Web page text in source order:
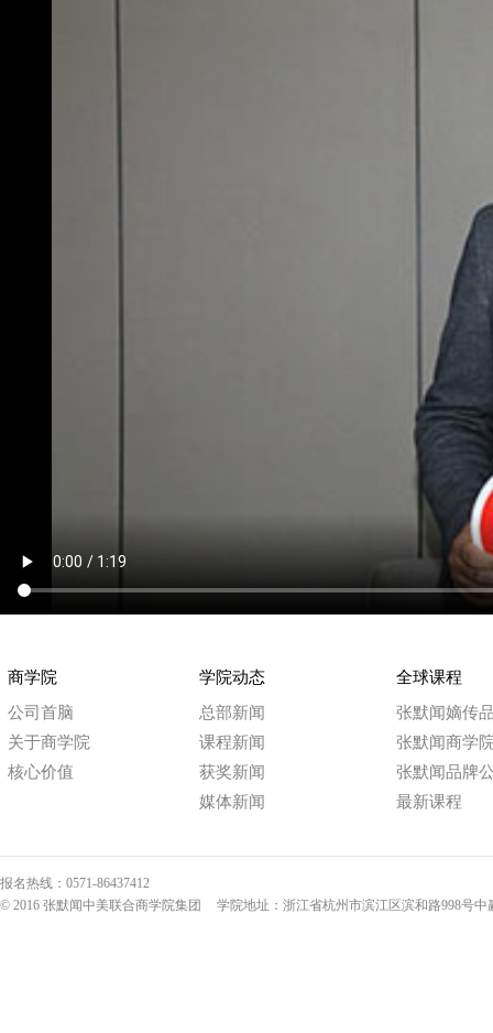
商学院
公司首脑
关于商学院
核心价值
学院动态
总部新闻
课程新闻
获奖新闻
媒体新闻
全球课程
张默闻嫡传
张默闻商学
张默闻品牌
最新课程
报名热线：0571-86437412
© 2016 张默闻中美联合商学院集团
学院地址：浙江省杭州市滨江区滨和路998号中